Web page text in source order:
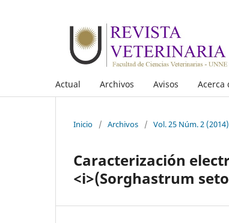
Actual Archivos Avisos Acerca
Inicio / Archivos / Vol. 25 Núm. 2 (2014)
Caracterización
<i>(Sorghastrum